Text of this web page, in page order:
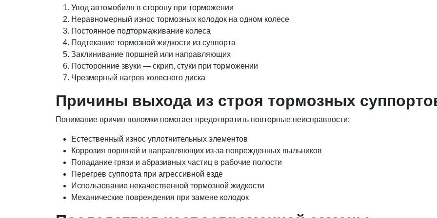
Увод автомобиля в сторону при торможении
Неравномерный износ тормозных колодок на одном колесе
Постоянное подтормаживание колеса
Подтекание тормозной жидкости из суппорта
Заклинивание поршней или направляющих
Посторонние звуки — скрип, стуки при торможении
Чрезмерный нагрев колесного диска
Причины выхода из строя тормозных
Понимание причин поломки помогает предотвратить повторные неисправности:
Естественный износ уплотнительных элементов
Коррозия поршней и направляющих из-за поврежденных пыльников
Попадание грязи и абразивных частиц в рабочие полости
Перегрев суппорта при агрессивной езде
Использование некачественной тормозной жидкости
Механические повреждения при замене колодок